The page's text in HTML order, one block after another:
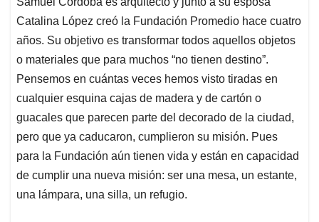
s
A
p
p
b
o
o
k
e
d
I
n
l
a
d
s
Catalina López creó la Fundación Promedio hace cuatro
años. Su objetivo es transformar todos aquellos objetos
o materiales que para muchos “no tienen destino”.
Pensemos en cuántas veces hemos visto tiradas en
cualquier esquina cajas de madera y de cartón o
guacales que parecen parte del decorado de la ciudad,
pero que ya caducaron, cumplieron su misión. Pues
para la Fundación aún tienen vida y están en capacidad
de cumplir una nueva misión: ser una mesa, un estante,
una lámpara, una silla, un refugio.